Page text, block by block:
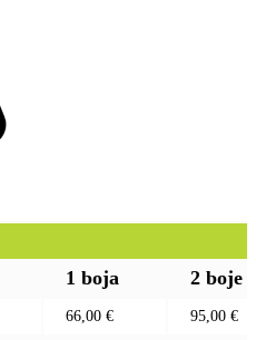
1 boja 2 boje
66,00 € 95,00 €